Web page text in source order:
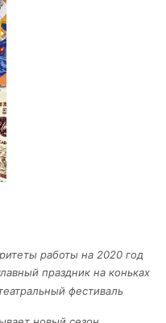
работы на 2020 год
праздник на коньках
фестиваль